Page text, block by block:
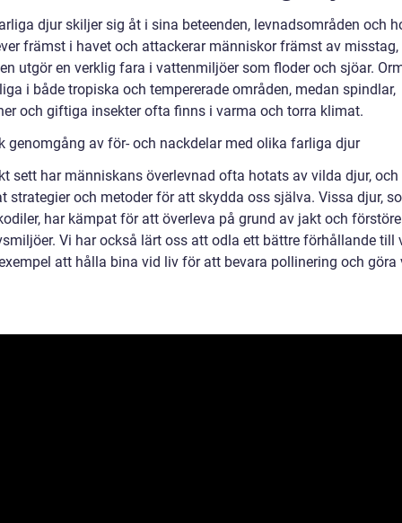
djur skiljer sig åt i sina beteenden, levnadsområden och
främst i havet och attackerar människor främst av misstag,
utgör en verklig fara i vattenmiljöer som floder och sjöar.
i både tropiska och tempererade områden, medan spindlar,
och giftiga insekter ofta finns i varma och torra klimat.
genomgång av för- och nackdelar med olika farliga djur
sett har människans överlevnad ofta hotats av vilda djur, och
strategier och metoder för att skydda oss själva. Vissa djur,
har kämpat för att överleva på grund av jakt och
Vi har också lärt oss att odla ett bättre förhållande till
att hålla bina vid liv för att bevara pollinering och göra